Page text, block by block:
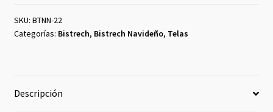
SKU: BTNN-22
Categorías: Bistrech, Bistrech Navideño, Telas
Descripción